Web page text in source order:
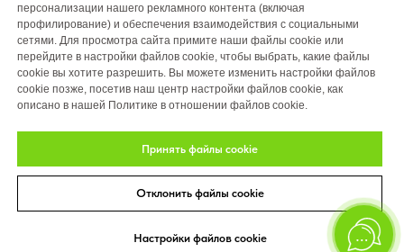
Вакансии
О компании
Отзывы
Блог
Оплата Контакты
© 2026 Студия ландшафтного дизайна «Art Story»
Политика конфиденциальности.
персонализации нашего рекламного контента (включая
профилирование) и обеспечения взаимодействия с социальными
сетями. Для просмотра сайта примите наши файлы cookie или
перейдите в настройки файлов cookie, чтобы выбрать, какие файлы
cookie вы хотите разрешить. Вы можете изменить настройки файлов
cookie позже, посетив наш центр настройки файлов cookie, как
описано в нашей Политике в отношении файлов cookie.
Принять файлы cookie
Отклонить файлы cookie
Настройки файлов cookie